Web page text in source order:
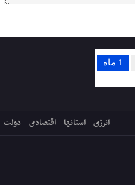
1 ماه
انرژی استانها اقتصادی دولت